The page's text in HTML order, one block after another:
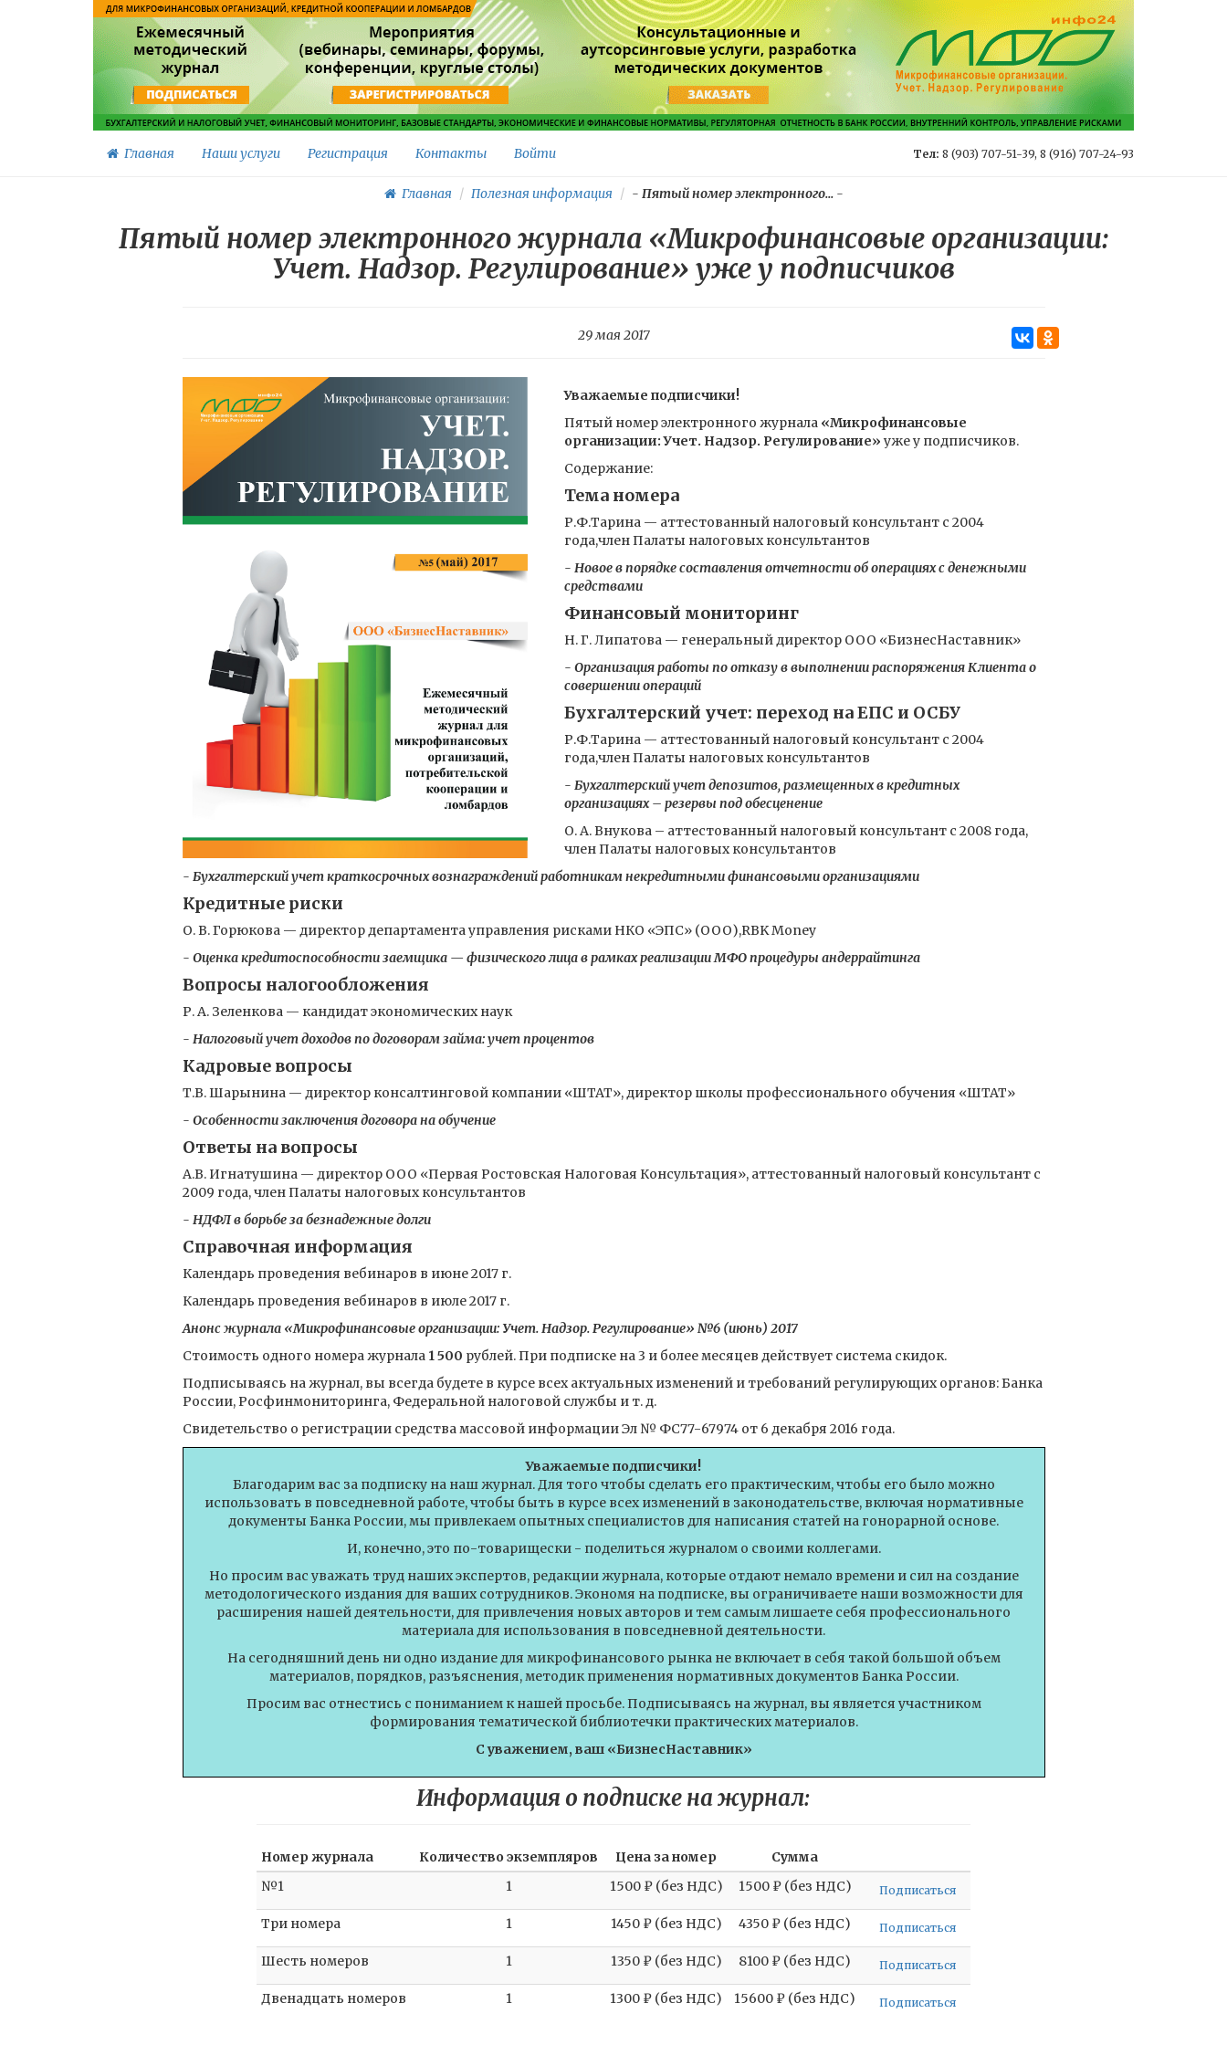
Главная Наши услуги Регистрация Контакты Войти Тел: 8 (903) 707-51-39, 8 (916) 707-24-93
Главная Полезная информация - Пятый номер электронного...-
Пятый номер электронного журнала «Микрофинансовые организации:
Учет. Надзор. Регулирование» уже у подписчиков
29 мая 2017
Уважаемые подписчики!
Пятый номер электронного журнала «Микрофинансовые
организации: Учет. Надзор. Регулирование»уже у подписчиков.
Содержание:
Тема номера
Р.Ф.Тарина — аттестованный налоговый консультант с 2004
года,член Палаты налоговых консультантов
- Новое в порядке составления отчетности об операциях с денежными
средствами
Финансовый мониторинг
Н. Г. Липатова — генеральный директор ООО «БизнесНаставник»
- Организация работы по отказу в выполнении распоряжения Клиента о
совершении операций
Бухгалтерский учет: переход на ЕПС и ОСБУ
Р.Ф.Тарина — аттестованный налоговый консультант с 2004
года,член Палаты налоговых консультантов
- Бухгалтерский учет депозитов, размещенных в кредитных
организациях – резервы под обесценение
О. А. Внукова – аттестованный налоговый консультант с 2008 года,
член Палаты налоговых консультантов
- Бухгалтерский учет краткосрочных вознаграждений работникам некредитными финансовыми организациями
Кредитные риски
О. В. Горюкова — директор департамента управления рисками НКО «ЭПС» (ООО),RBK Money
- Оценка кредитоспособности заемщика — физического лица в рамках реализации МФО процедуры андеррайтинга
Вопросы налогообложения
Р. А. Зеленкова — кандидат экономических наук
- Налоговый учет доходов по договорам займа: учет процентов
Кадровые вопросы
Т.В. Шарынина — директор консалтинговой компании «ШТАТ», директор школы профессионального обучения «ШТАТ»
- Особенности заключения договора на обучение
Ответы на вопросы
А.В. Игнатушина — директор ООО «Первая Ростовская Налоговая Консультация», аттестованный налоговый консультант с
2009 года, член Палаты налоговых консультантов
- НДФЛ в борьбе за безнадежные долги
Справочная информация
Календарь проведения вебинаров в июне 2017 г.
Календарь проведения вебинаров в июле 2017 г.
Анонс журнала «Микрофинансовые организации: Учет. Надзор. Регулирование» №6 (июнь) 2017
Стоимость одного номера журнала 1 500 рублей. При подписке на 3 и более месяцев действует система скидок.
Подписываясь на журнал, вы всегда будете в курсе всех актуальных изменений и требований регулирующих органов: Банка
России, Росфинмониторинга, Федеральной налоговой службы и т. д.
Свидетельство о регистрации средства массовой информации Эл № ФС77-67974 от 6 декабря 2016 года.
Уважаемые подписчики!
Благодарим вас за подписку на наш журнал. Для того чтобы сделать его практическим, чтобы его было можно
использовать в повседневной работе, чтобы быть в курсе всех изменений в законодательстве, включая нормативные
документы Банка России, мы привлекаем опытных специалистов для написания статей на гонорарной основе.
И, конечно, это по-товарищески - поделиться журналом о своими коллегами.
Но просим вас уважать труд наших экспертов, редакции журнала, которые отдают немало времени и сил на создание
методологического издания для ваших сотрудников. Экономя на подписке, вы ограничиваете наши возможности для
расширения нашей деятельности, для привлечения новых авторов и тем самым лишаете себя профессионального
материала для использования в повседневной деятельности.
На сегодняшний день ни одно издание для микрофинансового рынка не включает в себя такой большой объем
материалов, порядков, разъяснения, методик применения нормативных документов Банка России.
Просим вас отнестись с пониманием к нашей просьбе. Подписываясь на журнал, вы является участником
формирования тематической библиотечки практических материалов.
С уважением, ваш «БизнесНаставник»
Информация о подписке на журнал:
Номер журнала Количество экземпляров Цена за номер
Сумма
№1
1 1500 ₽ (без НДС) 1500 ₽ (без НДС) Подписаться
Три номера 1 1450 ₽ (без НДС) 4350 ₽ (без НДС) Подписаться
Шесть номеров 1 1350 ₽ (без НДС) 8100 ₽ (без НДС) Подписаться
Двенадцать номеров 1 1300 ₽ (без НДС) 15600 ₽ (без НДС) Подписаться